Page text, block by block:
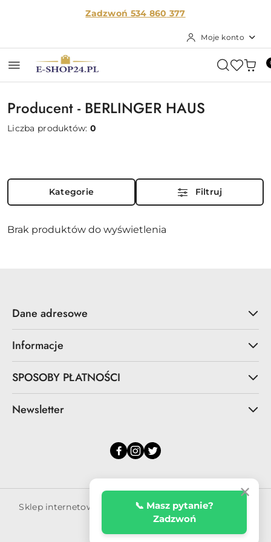
✕
📞 Masz pytanie?
Zadzwoń
Przejdź do treści głównej
Przejdź do wyszukiwarki
Przejdź do moje konto
Przejdź do menu głównego
Przejdź do stopkiZadzwoń 534 860 377
Moje konto
Producent - BERLINGER HAUS
Liczba produktów:0
Kategorie Filtruj
Brak produktów do wyświetlenia
Dane adresowe
Informacje
SPOSOBY PŁATNOŚCI
Newsletter
Sklep internetowy na oprogramowaniu Sky-Shop.pl